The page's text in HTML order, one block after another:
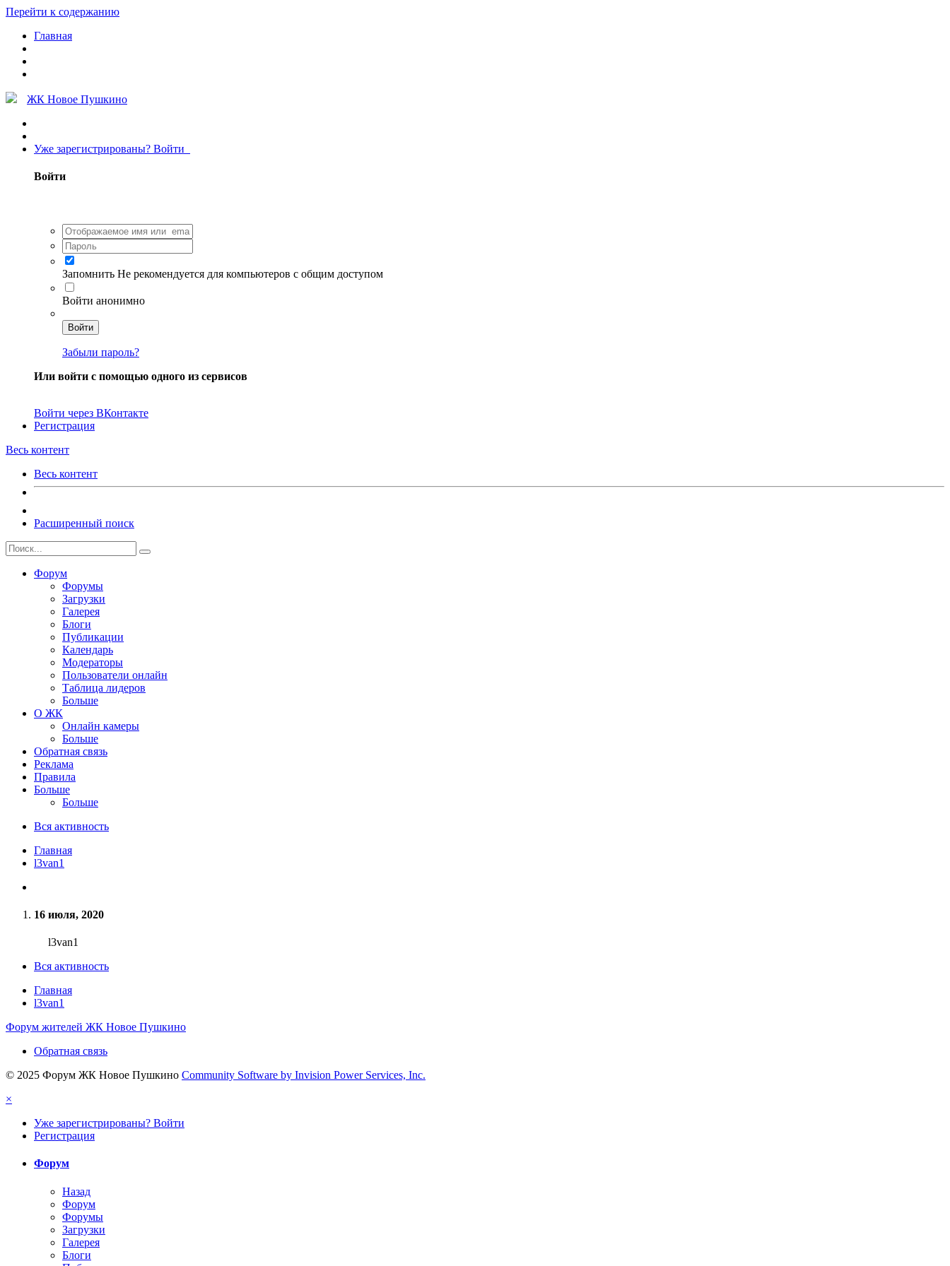
Перейти к содержанию
Главная
ЖК Новое Пушкино
Уже зарегистрированы? Войти
Войти
Запомнить Не рекомендуется для компьютеров с общим доступом
Войти анонимно
Войти
Забыли пароль?
Или войти с помощью одного из сервисов
Войти через ВКонтакте
Регистрация
Весь контент
Весь контент
Расширенный поиск
Форум
Форумы
Загрузки
Галерея
Блоги
Публикации
Календарь
Модераторы
Пользователи онлайн
Таблица лидеров
Больше
О ЖК
Онлайн камеры
Больше
Обратная связь
Реклама
Правила
Больше
Больше
Вся активность
Главная
l3van1
16 июля, 2020
l3van1
Вся активность
Главная
l3van1
Форум жителей ЖК Новое Пушкино
Обратная связь
© 2025 Форум ЖК Новое Пушкино Community Software by Invision Power Services, Inc.
×
Уже зарегистрированы? Войти
Регистрация
Форум
Назад
Форум
Форумы
Загрузки
Галерея
Блоги